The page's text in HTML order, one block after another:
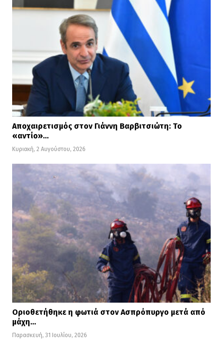
Αποχαιρετισμός στον Γιάννη Βαρβιτσιώτη: Το
«αντίο»…
Κυριακή, 2 Αυγούστου, 2026
Οριοθετήθηκε η φωτιά στον Ασπρόπυργο μετά από
μάχη…
Παρασκευή, 31 Ιουλίου, 2026